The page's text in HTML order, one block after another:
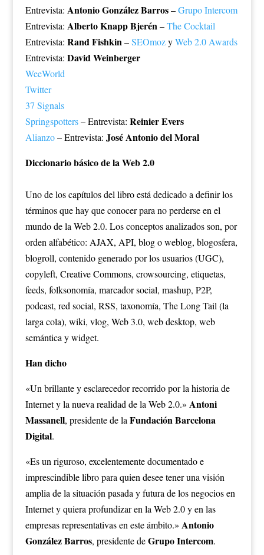
Entrevista: Antonio González Barros–Grupo Intercom
Entrevista: Alberto Knapp Bjerén –The Cocktail
Entrevista: Rand Fishkin –SEOmozyWeb 2.0 Awards
Entrevista: David Weinberger
WeeWorld
Twitter
37 Signals
Springspotters– Entrevista: Reinier Evers
Alianzo– Entrevista: José Antonio del Moral
Diccionario básico de la Web 2.0
Uno de los capítulos del libro está dedicado a definir los
términos que hay que conocer para no perderse en el
mundo de la Web 2.0. Los conceptos analizados son, por
orden alfabético: AJAX, API, blog o weblog, blogosfera,
blogroll, contenido generado por los usuarios (UGC),
copyleft, Creative Commons, crowsourcing, etiquetas,
feeds, folksonomía, marcador social, mashup, P2P,
podcast, red social, RSS, taxonomía, The Long Tail (la
larga cola), wiki, vlog, Web 3.0, web desktop, web
semántica y widget.
Han dicho
«Un brillante y esclarecedor recorrido por la historia de
Internet y la nueva realidad de la Web 2.0.» Antoni
Massanell, presidente de la Fundación Barcelona
Digital.
«Es un riguroso, excelentemente documentado e
imprescindible libro para quien desee tener una visión
amplia de la situación pasada y futura de los negocios en
Internet y quiera profundizar en la Web 2.0 y en las
empresas representativas en este ámbito.» Antonio
González Barros, presidente deGrupo Intercom.